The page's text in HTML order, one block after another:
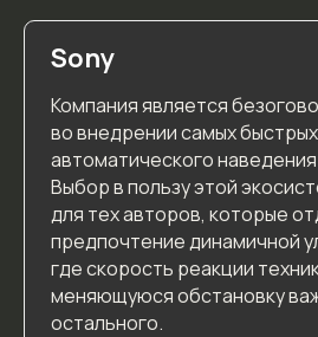
Sony
Компания является
во внедрении самых
автоматического
Выбор в пользу этой
для тех авторов, которые
предпочтение динамичной
где скорость реакции
меняющуюся обстановку
остального.
© 2026 Школа фотографии Белоножкиной
Все права защищены
Сведения об образовательной
Лицензия на осуществление
деятельности
ИП Белоножкина Екатерина Андреевна
ИНН 773 270 997 716, ОГРНИП 323 774 600 519
119 619, г. Москва, район Солнцево, пр-д
д. 2, кв. 57